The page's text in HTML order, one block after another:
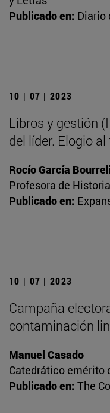
Publicado en: Diario
10 | 07 | 2023
Libros y gestión
del líder. Elogio
Rocío García
Profesora de
Publicado en:
10 | 07 | 2023
Campaña
contaminación
Manuel Casado
Catedrático emérito
Publicado en: The